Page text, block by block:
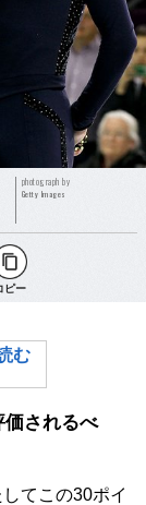
photograph by
Getty Images
ピー
む
価されるべ
てこの30ポイ